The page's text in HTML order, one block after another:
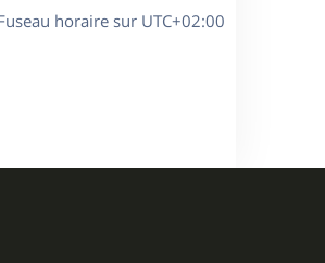
horaire sur UTC+02:00